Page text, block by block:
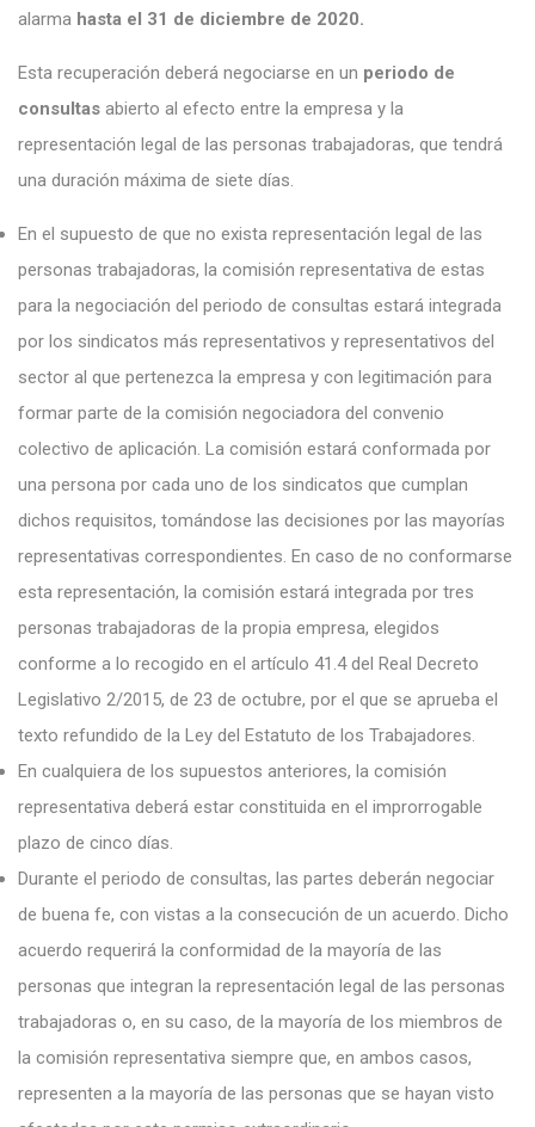
alarma hasta el 31 de diciembre de 2020.
Esta recuperación deberá negociarse en un periodo de
consultas abierto al efecto entre la empresa y la
representación legal de las personas trabajadoras, que tendrá
una duración máxima de siete días.
En el supuesto de que no exista representación legal de las
personas trabajadoras, la comisión representativa de estas
para la negociación del periodo de consultas estará integrada
por los sindicatos más representativos y representativos del
sector al que pertenezca la empresa y con legitimación para
formar parte de la comisión negociadora del convenio
colectivo de aplicación. La comisión estará conformada por
una persona por cada uno de los sindicatos que cumplan
dichos requisitos, tomándose las decisiones por las mayorías
representativas correspondientes. En caso de no conformarse
esta representación, la comisión estará integrada por tres
personas trabajadoras de la propia empresa, elegidos
conforme a lo recogido en el artículo 41.4 del Real Decreto
Legislativo 2/2015, de 23 de octubre, por el que se aprueba el
texto refundido de la Ley del Estatuto de los Trabajadores.
En cualquiera de los supuestos anteriores, la comisión
representativa deberá estar constituida en el improrrogable
plazo de cinco días.
Durante el periodo de consultas, las partes deberán negociar
de buena fe, con vistas a la consecución de un acuerdo. Dicho
acuerdo requerirá la conformidad de la mayoría de las
personas que integran la representación legal de las personas
trabajadoras o, en su caso, de la mayoría de los miembros de
la comisión representativa siempre que, en ambos casos,
representen a la mayoría de las personas que se hayan visto